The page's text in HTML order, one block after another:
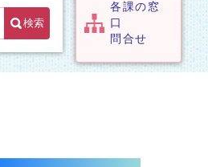
検索
各課の窓
口
問合せ